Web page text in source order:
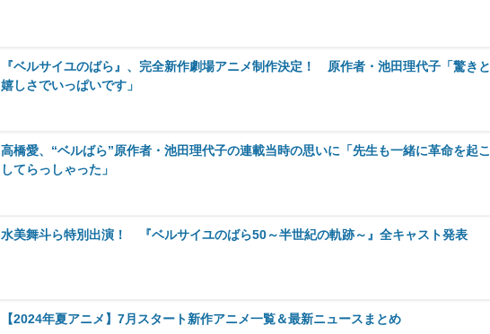
『ベルサイユのばら』、完全新作劇場アニメ制作決定！ 原作者・池田理代子「驚きと
嬉しさでいっぱいです」
高橋愛、“ベルばら”原作者・池田理代子の連載当時の思いに「先生も一緒に革命を起こ
してらっしゃった」
水美舞斗ら特別出演！ 『ベルサイユのばら50～半世紀の軌跡～』全キャスト発表
【2024年夏アニメ】7月スタート新作アニメ一覧＆最新ニュースまとめ